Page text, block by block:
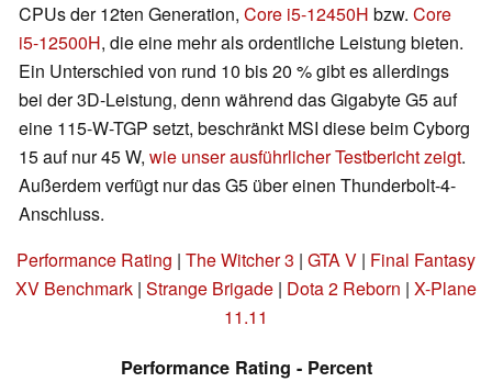
CPUs der 12ten Generation, Core i5-12450H bzw. Core
i5-12500H, die eine mehr als ordentliche Leistung bieten.
Ein Unterschied von rund 10 bis 20 % gibt es allerdings
bei der 3D-Leistung, denn während das Gigabyte G5 auf
eine 115-W-TGP setzt, beschränkt MSI diese beim Cyborg
15 auf nur 45 W, wie unser ausführlicher Testbericht zeigt.
Außerdem verfügt nur das G5 über einen Thunderbolt-4-
Anschluss.
Performance Rating | The Witcher 3 | GTA V | Final Fantasy
XV Benchmark | Strange Brigade | Dota 2 Reborn | X-Plane
11.11
Performance Rating - Percent